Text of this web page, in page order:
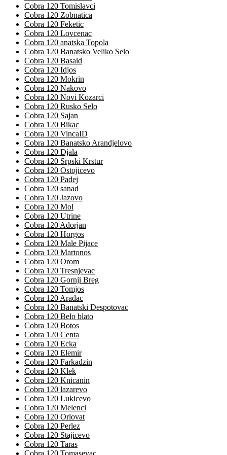
Cobra 120 Tomislavci
Cobra 120 Zobnatica
Cobra 120 Feketic
Cobra 120 Lovcenac
Cobra 120 anatska Topola
Cobra 120 Banatsko Veliko Selo
Cobra 120 Basaid
Cobra 120 Idjos
Cobra 120 Mokrin
Cobra 120 Nakovo
Cobra 120 Novi Kozarci
Cobra 120 Rusko Selo
Cobra 120 Sajan
Cobra 120 Bikac
Cobra 120 VincaID
Cobra 120 Banatsko Arandjelovo
Cobra 120 Djala
Cobra 120 Srpski Krstur
Cobra 120 Ostojicevo
Cobra 120 Padej
Cobra 120 sanad
Cobra 120 Jazovo
Cobra 120 Mol
Cobra 120 Utrine
Cobra 120 Adorjan
Cobra 120 Horgos
Cobra 120 Male Pijace
Cobra 120 Martonos
Cobra 120 Orom
Cobra 120 Tresnjevac
Cobra 120 Gornji Breg
Cobra 120 Tomjos
Cobra 120 Aradac
Cobra 120 Banatski Despotovac
Cobra 120 Belo blato
Cobra 120 Botos
Cobra 120 Centa
Cobra 120 Ecka
Cobra 120 Elemir
Cobra 120 Farkadzin
Cobra 120 Klek
Cobra 120 Knicanin
Cobra 120 lazarevo
Cobra 120 Lukicevo
Cobra 120 Melenci
Cobra 120 Orlovat
Cobra 120 Perlez
Cobra 120 Stajicevo
Cobra 120 Taras
Cobra 120 Tomasevac